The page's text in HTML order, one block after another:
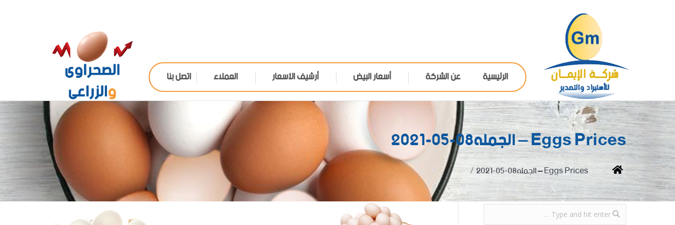
الرئيسية عن الشركة أسعار البيض أرشيف الأسعار العملاء اتصل بنا
Eggs Prices – الجمله08-05-2021
You are here:
Home Eggs Prices – الجمله08-05-2021